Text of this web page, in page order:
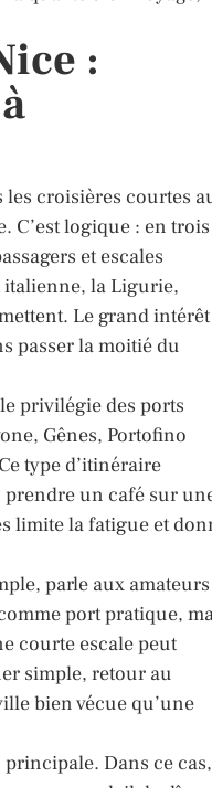
:
les croisières courtes
C’est logique : en trois
et escales
italienne, la Ligurie,
Le grand intérêt
passer la moitié du
privilégie des ports
Gênes, Portofino
type d’itinéraire
prendre un café sur
limite la fatigue et
parle aux amateurs
port pratique,
courte escale peut
simple, retour au
bien vécue qu’une
Dans ce cas,